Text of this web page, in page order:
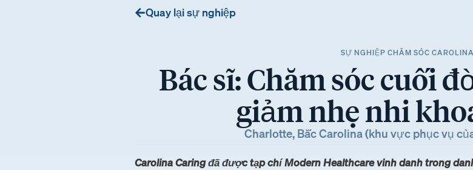
Quay lại sự nghiệp
SỰ NGHIỆP CHĂM SÓC CAROLINA
Bác sĩ: Chăm sóc cuối
giảm nhẹ nhi
Charlotte, Bắc Carolina (khu vực phục vụ
Carolina Caring đã được tạp chí Modern Healthcare vinh danh trong